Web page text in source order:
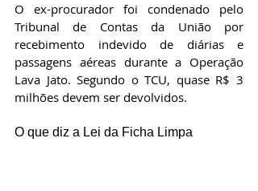
O ex-procurador foi condenado pelo
Tribunal de Contas da União por
recebimento indevido de diárias e
passagens aéreas durante a Operação
Lava Jato. Segundo o TCU, quase R$ 3
milhões devem ser devolvidos.
O que diz a Lei da Ficha Limpa